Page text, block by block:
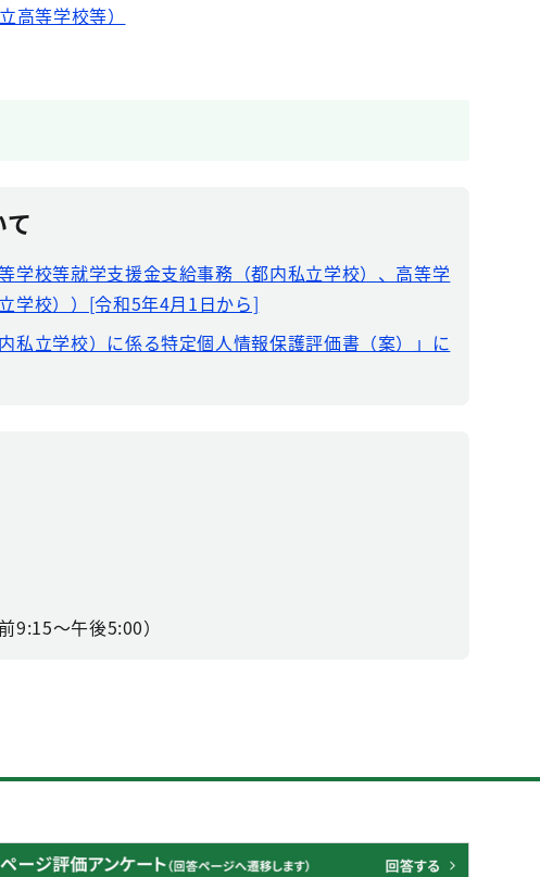
高等学校等）
学校等就学支援金支給事務（都内私立学校）、高等学
学校））[令和5年4月1日から]
私立学校）に係る特定個人情報保護評価書（案）」に
9:15～午後5:00）